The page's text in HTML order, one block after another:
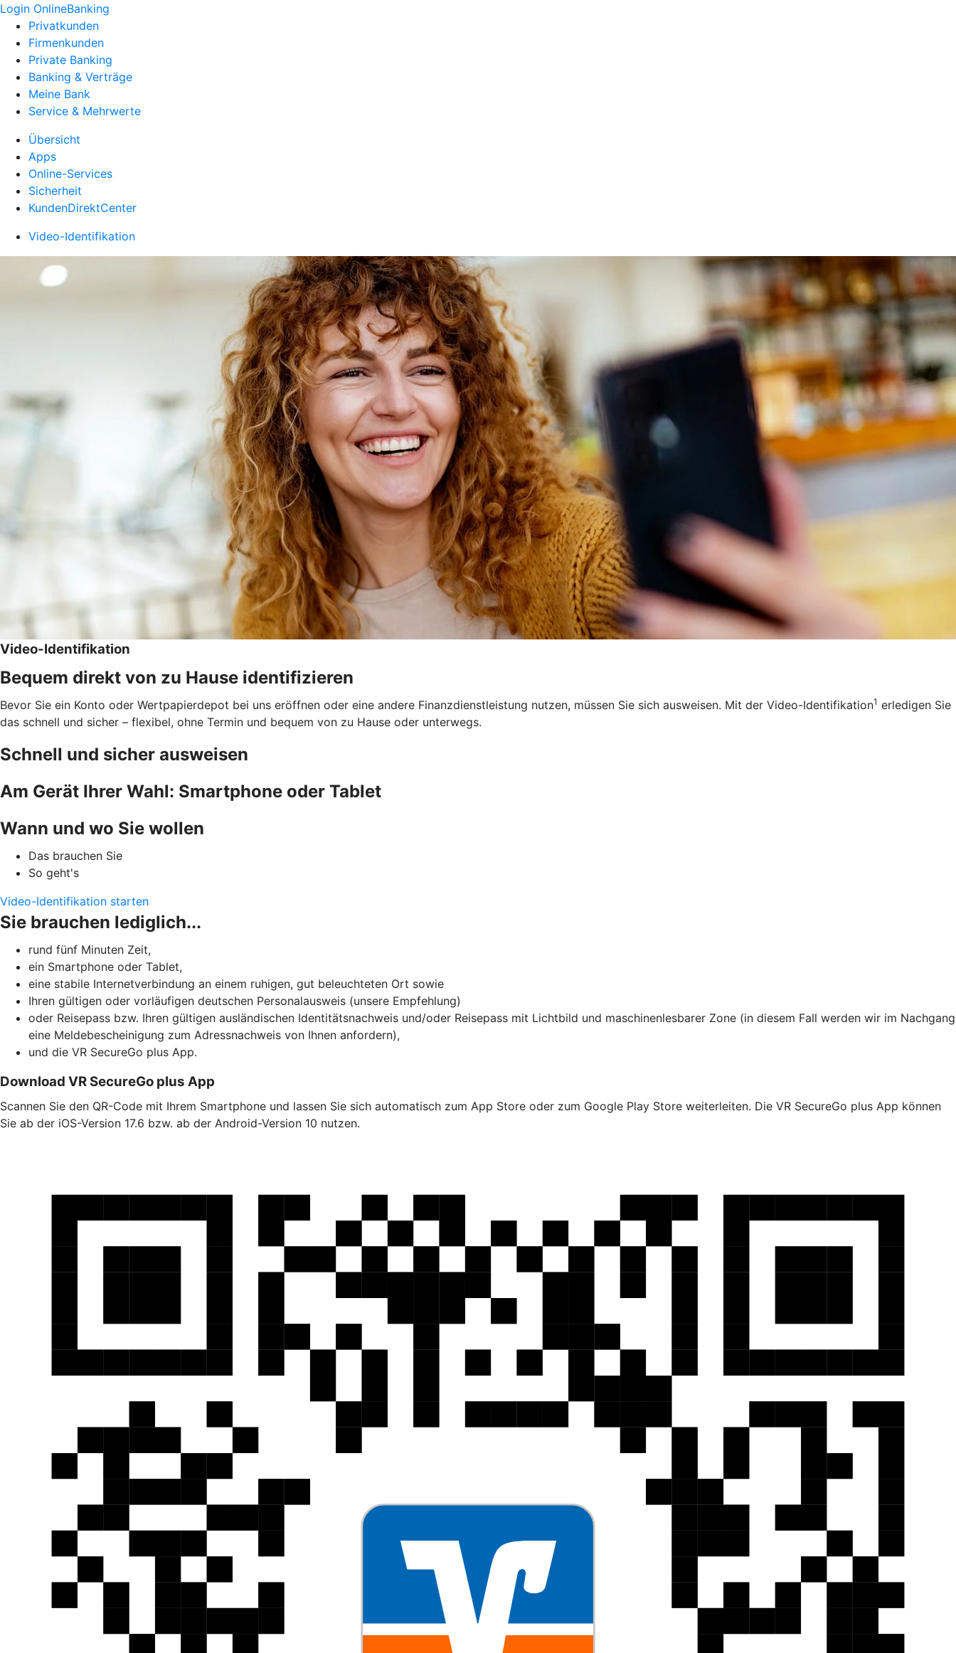
Login OnlineBanking
Privatkunden
Firmenkunden
Private Banking
Banking & Verträge
Meine Bank
Service & Mehrwerte
Übersicht
Apps
Online-Services
Sicherheit
KundenDirektCenter
Video-Identifikation
Video-Identifikation
Bequem direkt von zu Hause identifizieren
Bevor Sie ein Konto oder Wertpapierdepot bei uns eröffnen oder eine andere Finanzdienstleistung nutzen, müssen Sie sich ausweisen. Mit der Video-Identifikation1 erledigen Sie
das schnell und sicher – flexibel, ohne Termin und bequem von zu Hause oder unterwegs.
Schnell und sicher ausweisen
Am Gerät Ihrer Wahl: Smartphone oder Tablet
Wann und wo Sie wollen
Das brauchen Sie
So geht's
Video-Identifikation starten
Sie brauchen lediglich...
rund fünf Minuten Zeit,
ein Smartphone oder Tablet,
eine stabile Internetverbindung an einem ruhigen, gut beleuchteten Ort sowie
Ihren gültigen oder vorläufigen deutschen Personalausweis (unsere Empfehlung)
oder Reisepass bzw. Ihren gültigen ausländischen Identitätsnachweis und/oder Reisepass mit Lichtbild und maschinenlesbarer Zone (in diesem Fall werden wir im Nachgang
eine Meldebescheinigung zum Adressnachweis von Ihnen anfordern),
und die VR SecureGo plus App.
Download VR SecureGo plus App
Scannen Sie den QR-Code mit Ihrem Smartphone und lassen Sie sich automatisch zum App Store oder zum Google Play Store weiterleiten. Die VR SecureGo plus App können
Sie ab der iOS-Version 17.6 bzw. ab der Android-Version 10 nutzen.